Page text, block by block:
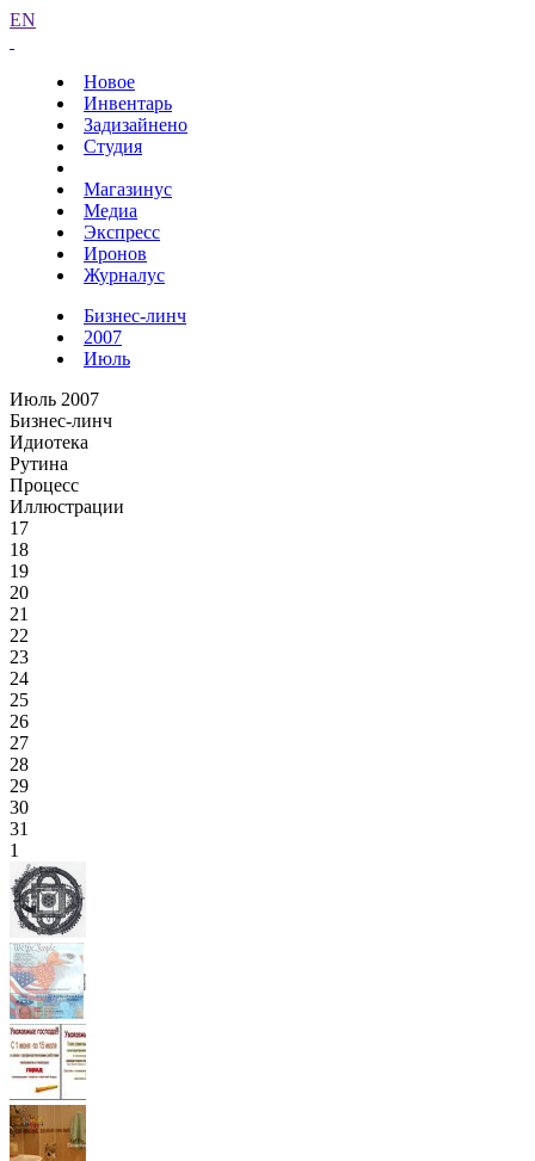
EN
Новое
Инвентарь
Задизайнено
Студия
Магазинус
Медиа
Экспресс
Иронов
Журналус
Бизнес-линч
2007
Июль
Июль 2007
Бизнес-линч
Идиотека
Рутина
Процесс
Иллюстрации
17
18
19
20
21
22
23
24
25
26
27
28
29
30
31
1